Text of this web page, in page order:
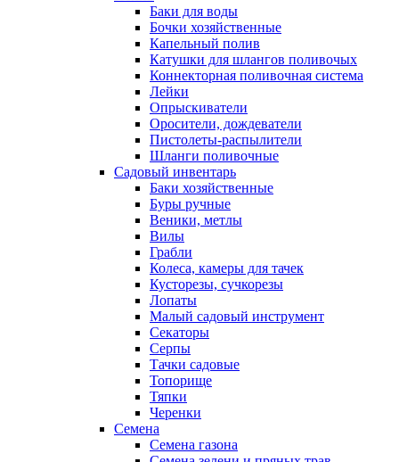
Баки для воды
Бочки хозяйственные
Капельный полив
Катушки для шлангов поливочых
Коннекторная поливочная система
Лейки
Опрыскиватели
Оросители, дождеватели
Пистолеты-распылители
Шланги поливочные
Садовый инвентарь
Баки хозяйственные
Буры ручные
Веники, метлы
Вилы
Грабли
Колеса, камеры для тачек
Кусторезы, сучкорезы
Лопаты
Малый садовый инструмент
Секаторы
Серпы
Тачки садовые
Топорище
Тяпки
Черенки
Семена
Семена газона